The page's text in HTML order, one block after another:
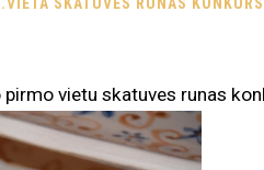
vietu skatuves runas